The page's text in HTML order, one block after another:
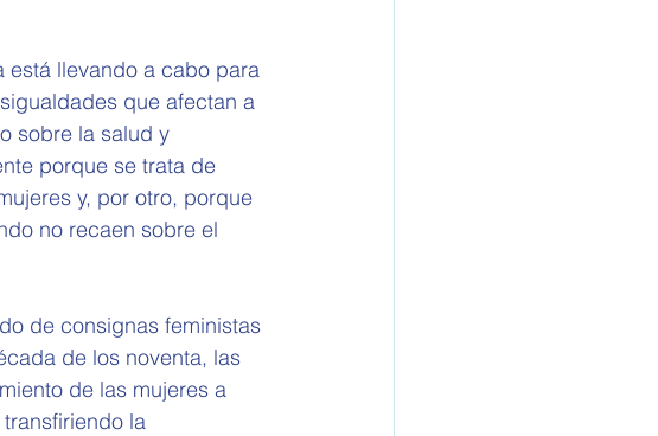
está llevando a cabo para
que afectan a
sobre la salud y
porque se trata de
y, por otro, porque
no recaen sobre el
de consignas feministas
de los noventa, las
de las mujeres a
la